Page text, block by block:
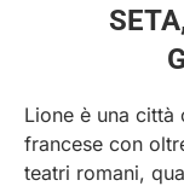
Lione è una città
francese con
teatri romani,